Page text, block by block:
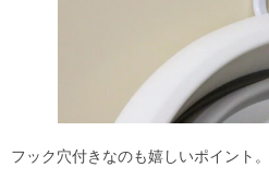
フック穴付きなのも嬉しいポイント。